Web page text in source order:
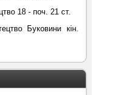
18 - поч. 21 ст.
Буковини кін.